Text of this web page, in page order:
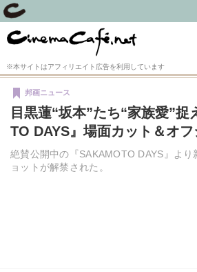
※本サイトはアフィリエイト広告を利用しています
目黒蓮“坂本”たち“家族愛”
TO DAYS』場面カット＆オフ
絶賛公開中の『SAKAMOTO DAYS』より
ョットが解禁された。
邦画ニュース